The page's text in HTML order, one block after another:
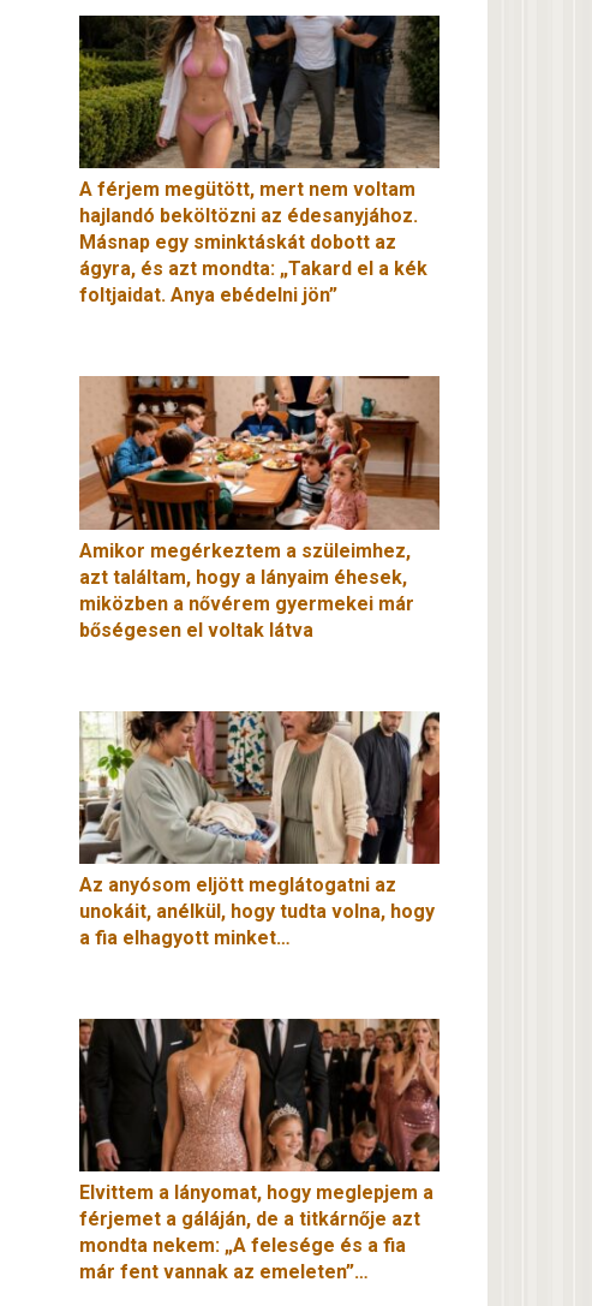
A férjem megütött, mert nem voltam
hajlandó beköltözni az édesanyjához.
Másnap egy sminktáskát dobott az
ágyra, és azt mondta: „Takard el a kék
foltjaidat. Anya ebédelni jön”
Amikor megérkeztem a szüleimhez,
azt találtam, hogy a lányaim éhesek,
miközben a nővérem gyermekei már
bőségesen el voltak látva
Az anyósom eljött meglátogatni az
unokáit, anélkül, hogy tudta volna, hogy
a fia elhagyott minket…
Elvittem a lányomat, hogy meglepjem a
férjemet a gáláján, de a titkárnője azt
mondta nekem: „A felesége és a fia
már fent vannak az emeleten”…